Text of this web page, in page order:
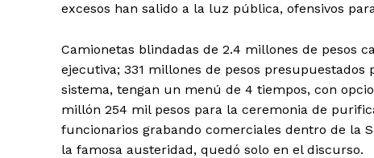
excesos han salido a la luz pública, ofensivos
Camionetas blindadas de 2.4 millones de pesos
ejecutiva; 331 millones de pesos
sistema, tengan un menú de 4 tiempos, con
millón 254 mil pesos para la ceremonia de
funcionarios grabando comerciales dentro de la
la famosa austeridad, quedó solo en el discurso.